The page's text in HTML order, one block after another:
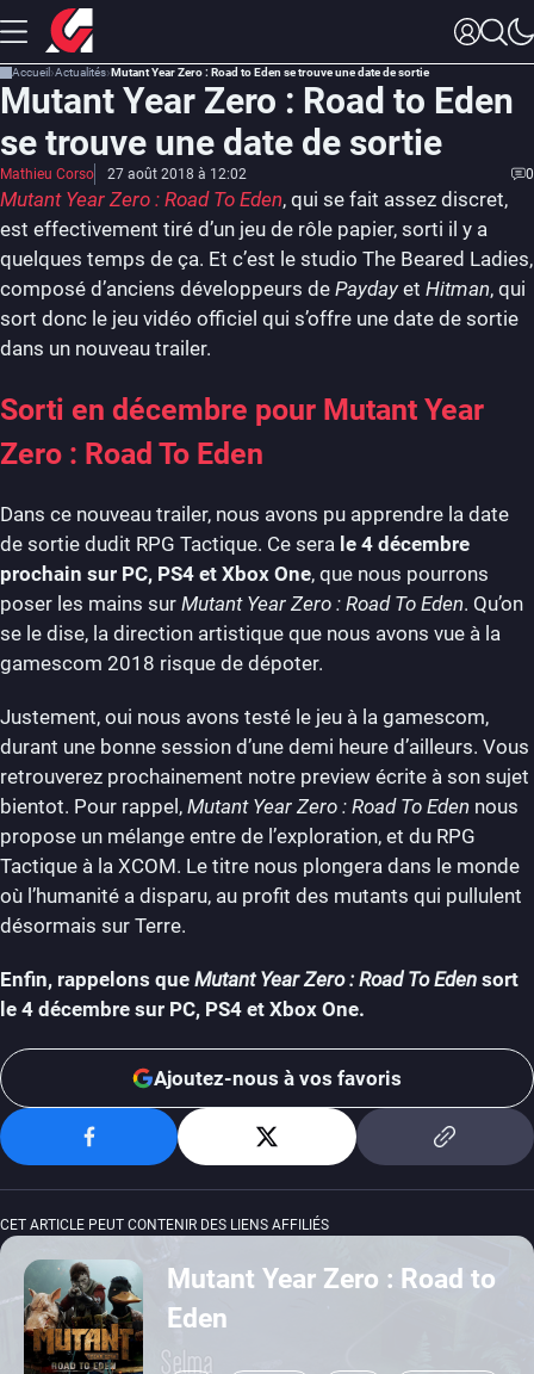
Accueil Actualités Mutant Year Zero : Road to Eden se trouve une date de sortie
Mutant Year Zero : Road to Eden
se trouve une date de sortie
Mathieu Corso 27 août 2018 à 12:02 0
Mutant Year Zero : Road To Eden, qui se fait assez discret,
est effectivement tiré d’un jeu de rôle papier, sorti il y a
quelques temps de ça. Et c’est le studio The Beared Ladies,
composé d’anciens développeurs de Payday et Hitman, qui
sort donc le jeu vidéo officiel qui s’offre une date de sortie
dans un nouveau trailer.
Sorti en décembre pour Mutant Year
Zero : Road To Eden
Dans ce nouveau trailer, nous avons pu apprendre la date
de sortie dudit RPG Tactique. Ce sera le 4 décembre
prochain sur PC, PS4 et Xbox One, que nous pourrons
poser les mains sur Mutant Year Zero : Road To Eden. Qu’on
se le dise, la direction artistique que nous avons vue à la
gamescom 2018 risque de dépoter.
Justement, oui nous avons testé le jeu à la gamescom,
durant une bonne session d’une demi heure d’ailleurs. Vous
retrouverez prochainement notre preview écrite à son sujet
bientot. Pour rappel, Mutant Year Zero : Road To Eden nous
propose un mélange entre de l’exploration, et du RPG
Tactique à la XCOM. Le titre nous plongera dans le monde
où l’humanité a disparu, au profit des mutants qui pullulent
désormais sur Terre.
Enfin, rappelons que Mutant Year Zero : Road To Eden sort
le 4 décembre sur PC, PS4 et Xbox One.
Ajoutez-nous à vos favoris
CET ARTICLE PEUT CONTENIR DES LIENS AFFILIÉS
Mutant Year Zero : Road to
Eden